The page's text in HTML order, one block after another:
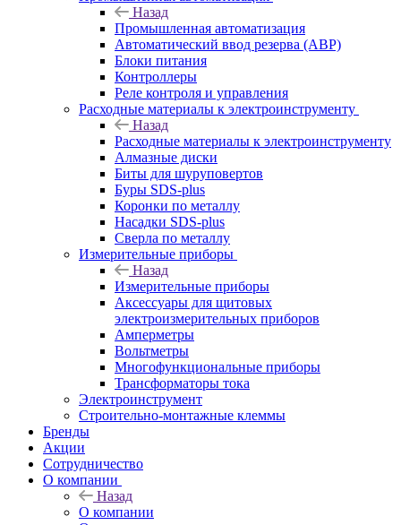
Назад
Промышленная автоматизация
Автоматический ввод резерва (АВР)
Блоки питания
Контроллеры
Реле контроля и управления
Расходные материалы к электроинструменту
Назад
Расходные материалы к электроинструменту
Алмазные диски
Биты для шуруповертов
Буры SDS-plus
Коронки по металлу
Насадки SDS-plus
Сверла по металлу
Измерительные приборы
Назад
Измерительные приборы
Аксессуары для щитовых
электроизмерительных приборов
Амперметры
Вольтметры
Многофункциональные приборы
Трансформаторы тока
Электроинструмент
Строительно-монтажные клеммы
Бренды
Акции
Сотрудничество
О компании
Назад
О компании